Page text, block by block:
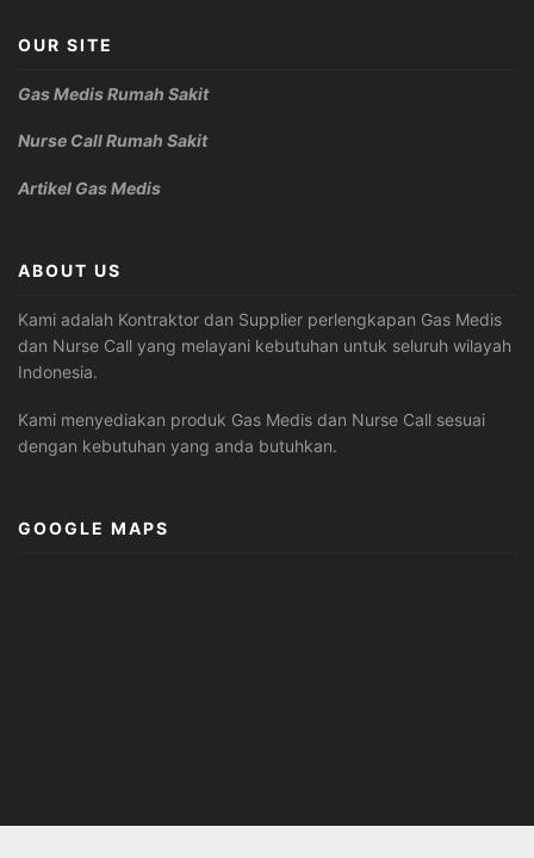
OUR SITE
Gas Medis Rumah Sakit
Nurse Call Rumah Sakit
Artikel Gas Medis
ABOUT US
Kami adalah Kontraktor dan Supplier perlengkapan Gas Medis
dan Nurse Call yang melayani kebutuhan untuk seluruh wilayah
Indonesia.
Kami menyediakan produk Gas Medis dan Nurse Call sesuai
dengan kebutuhan yang anda butuhkan.
GOOGLE MAPS